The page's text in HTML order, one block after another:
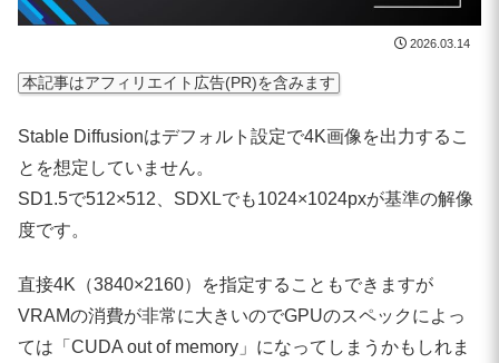
2026.03.14
本記事はアフィリエイト広告(PR)を含みます
Stable Diffusionはデフォルト設定で4K画像を出力するこ
とを想定していません。
SD1.5で512×512、SDXLでも1024×1024pxが基準の解像
度です。
直接4K（3840×2160）を指定することもできますが
VRAMの消費が非常に大きいのでGPUのスペックによっ
ては「CUDA out of memory」になってしまうかもしれま